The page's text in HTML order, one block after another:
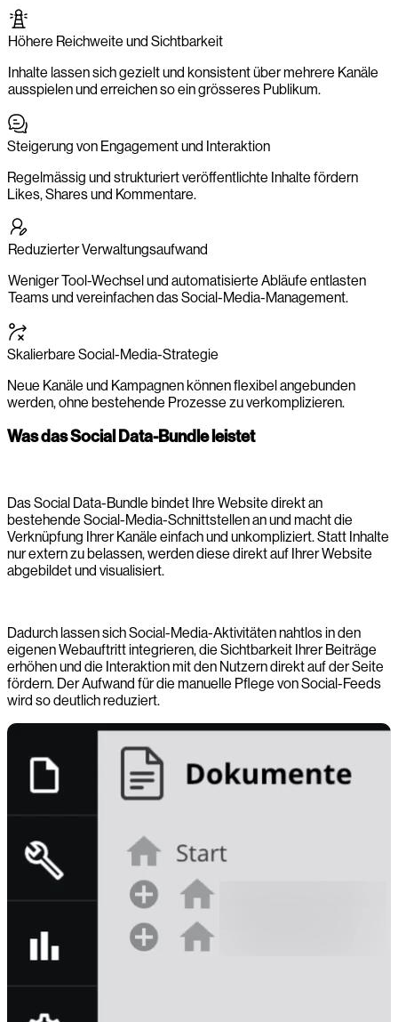
Höhere Reichweite und Sichtbarkeit
Inhalte lassen sich gezielt und konsistent über mehrere Kanäle
ausspielen und erreichen so ein grösseres Publikum.
Steigerung von Engagement und Interaktion
Regelmässig und strukturiert veröffentlichte Inhalte fördern
Likes, Shares und Kommentare.
Reduzierter Verwaltungsaufwand
Weniger Tool-Wechsel und automatisierte Abläufe entlasten
Teams und vereinfachen das Social-Media-Management.
Skalierbare Social-Media-Strategie
Neue Kanäle und Kampagnen können flexibel angebunden
werden, ohne bestehende Prozesse zu verkomplizieren.
Was das Social Data-Bundle leistet
Das Social Data-Bundle bindet Ihre Website direkt an
bestehende Social-Media-Schnittstellen an und macht die
Verknüpfung Ihrer Kanäle einfach und unkompliziert. Statt Inhalte
nur extern zu belassen, werden diese direkt auf Ihrer Website
abgebildet und visualisiert.
Dadurch lassen sich Social-Media-Aktivitäten nahtlos in den
eigenen Webauftritt integrieren, die Sichtbarkeit Ihrer Beiträge
erhöhen und die Interaktion mit den Nutzern direkt auf der Seite
fördern. Der Aufwand für die manuelle Pflege von Social-Feeds
wird so deutlich reduziert.-0:00